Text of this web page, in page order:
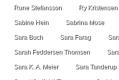
Rune Stefansson Ry Kristensen
Sabine Hein Sabrina Mose
Sara Buch Sara Farag
Sarah Feddersen Thomsen
Sara K. A. Meier Sara Tanderup